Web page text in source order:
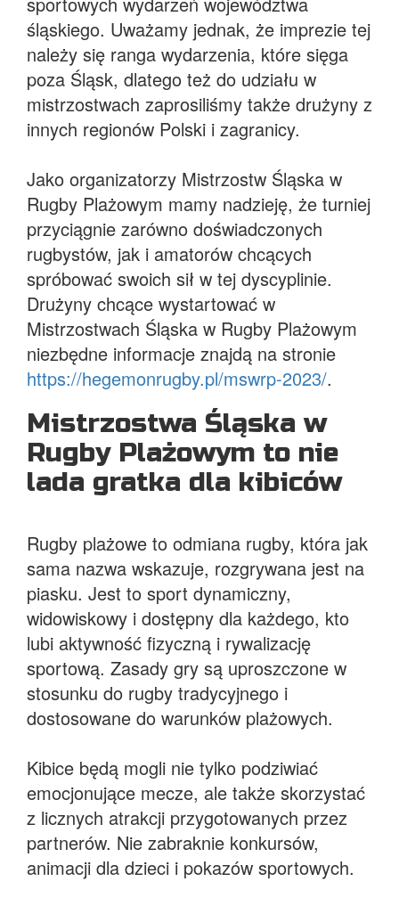
śląskiego. Uważamy jednak, że imprezie tej
należy się ranga wydarzenia, które sięga
poza Śląsk, dlatego też do udziału w
mistrzostwach zaprosiliśmy także drużyny z
innych regionów Polski i zagranicy.
Jako organizatorzy Mistrzostw Śląska w
Rugby Plażowym mamy nadzieję, że turniej
przyciągnie zarówno doświadczonych
rugbystów, jak i amatorów chcących
spróbować swoich sił w tej dyscyplinie.
Drużyny chcące wystartować w
Mistrzostwach Śląska w Rugby Plażowym
niezbędne informacje znajdą na stronie
https://hegemonrugby.pl/mswrp-2023/.
Mistrzostwa Śląska w
Rugby Plażowym to nie
lada gratka dla kibiców
Rugby plażowe to odmiana rugby, która jak
sama nazwa wskazuje, rozgrywana jest na
piasku. Jest to sport dynamiczny,
widowiskowy i dostępny dla każdego, kto
lubi aktywność fizyczną i rywalizację
sportową. Zasady gry są uproszczone w
stosunku do rugby tradycyjnego i
dostosowane do warunków plażowych.
Kibice będą mogli nie tylko podziwiać
emocjonujące mecze, ale także skorzystać
z licznych atrakcji przygotowanych przez
partnerów. Nie zabraknie konkursów,
animacji dla dzieci i pokazów sportowych.